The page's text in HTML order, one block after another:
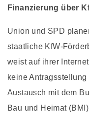
Finanzierung über
Union und SPD
staatliche KfW-
weist auf ihrer
keine
Austausch mit dem
Bau und Heimat